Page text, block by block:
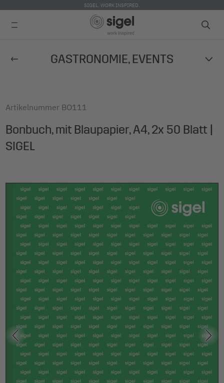
zum
SIGEL. WORK INSPIRED.
GASTRONOMIE, EVENTS
Artikelnummer BO111
Bonbuch, mit Blaupapier, A4, 2x 50 Blatt |
SIGEL